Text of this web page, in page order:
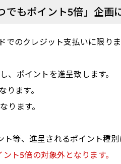
でもポイント5倍」企画
でのクレジット支払いに限り
、ポイントを進呈致します。
ます。
ります。
等、進呈されるポイント種別
ト5倍の対象外となります。